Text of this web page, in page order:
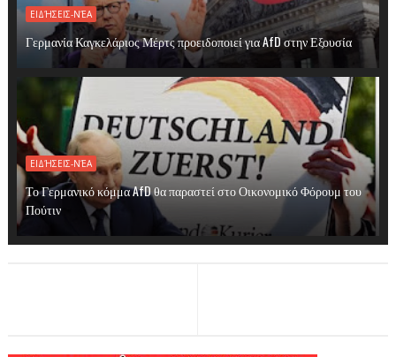
ΕΙΔΉΣΕΙΣ-ΝΈΑ
Γερμανία Καγκελάριος Μέρτς προειδοποιεί για AfD στην Εξουσία
ΕΙΔΉΣΕΙΣ-ΝΈΑ
Το Γερμανικό κόμμα AfD θα παραστεί στο Οικονομικό Φόρουμ του
Πούτιν